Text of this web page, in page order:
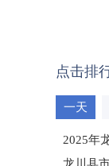
点击排
一天
2025年